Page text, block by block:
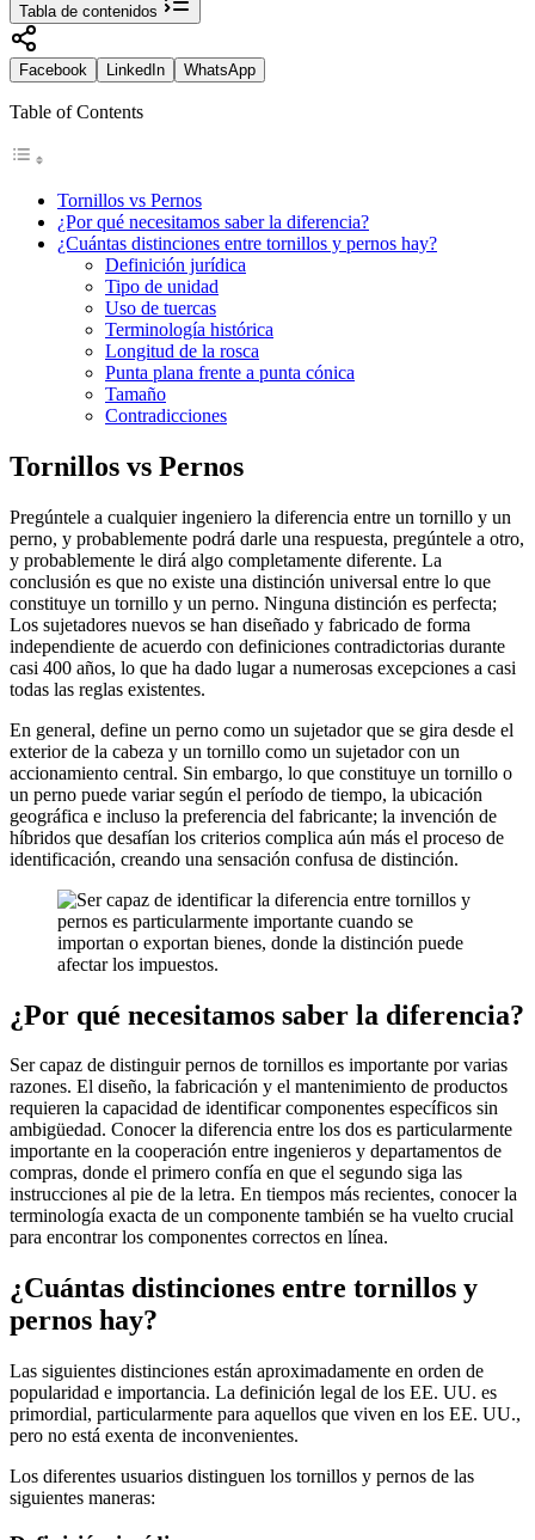
Tabla de contenidos
Facebook LinkedIn WhatsApp
Table of Contents
Tornillos vs Pernos
¿Por qué necesitamos saber la diferencia?
¿Cuántas distinciones entre tornillos y pernos hay?
Definición jurídica
Tipo de unidad
Uso de tuercas
Terminología histórica
Longitud de la rosca
Punta plana frente a punta cónica
Tamaño
Contradicciones
Tornillos vs Pernos
Pregúntele a cualquier ingeniero la diferencia entre un tornillo y un
perno, y probablemente podrá darle una respuesta, pregúntele a otro,
y probablemente le dirá algo completamente diferente. La
conclusión es que no existe una distinción universal entre lo que
constituye un tornillo y un perno. Ninguna distinción es perfecta;
Los sujetadores nuevos se han diseñado y fabricado de forma
independiente de acuerdo con definiciones contradictorias durante
casi 400 años, lo que ha dado lugar a numerosas excepciones a casi
todas las reglas existentes.
En general, define un perno como un sujetador que se gira desde el
exterior de la cabeza y un tornillo como un sujetador con un
accionamiento central. Sin embargo, lo que constituye un tornillo o
un perno puede variar según el período de tiempo, la ubicación
geográfica e incluso la preferencia del fabricante; la invención de
híbridos que desafían los criterios complica aún más el proceso de
identificación, creando una sensación confusa de distinción.
¿Por qué necesitamos saber la diferencia?
Ser capaz de distinguir pernos de tornillos es importante por varias
razones. El diseño, la fabricación y el mantenimiento de productos
requieren la capacidad de identificar componentes específicos sin
ambigüedad. Conocer la diferencia entre los dos es particularmente
importante en la cooperación entre ingenieros y departamentos de
compras, donde el primero confía en que el segundo siga las
instrucciones al pie de la letra. En tiempos más recientes, conocer la
terminología exacta de un componente también se ha vuelto crucial
para encontrar los componentes correctos en línea.
¿Cuántas distinciones entre tornillos y
pernos hay?
Las siguientes distinciones están aproximadamente en orden de
popularidad e importancia. La definición legal de los EE. UU. es
primordial, particularmente para aquellos que viven en los EE. UU.,
pero no está exenta de inconvenientes.
Los diferentes usuarios distinguen los tornillos y pernos de las
siguientes maneras: